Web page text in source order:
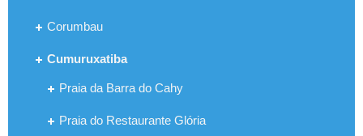
Corumbau
Cumuruxatiba
Praia da Barra do Cahy
Praia do Restaurante Glória